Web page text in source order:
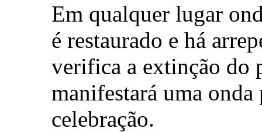
Em qualquer lugar
é restaurado e há
verifica a extinção do
manifestará uma onda
celebração.